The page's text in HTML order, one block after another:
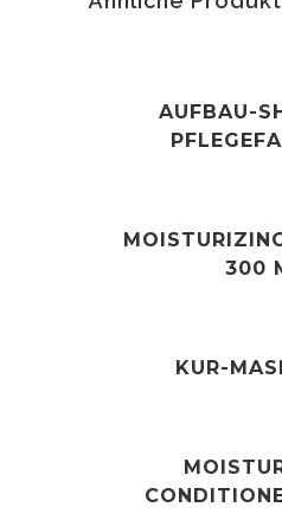
AUFBAU-
300
KUR-